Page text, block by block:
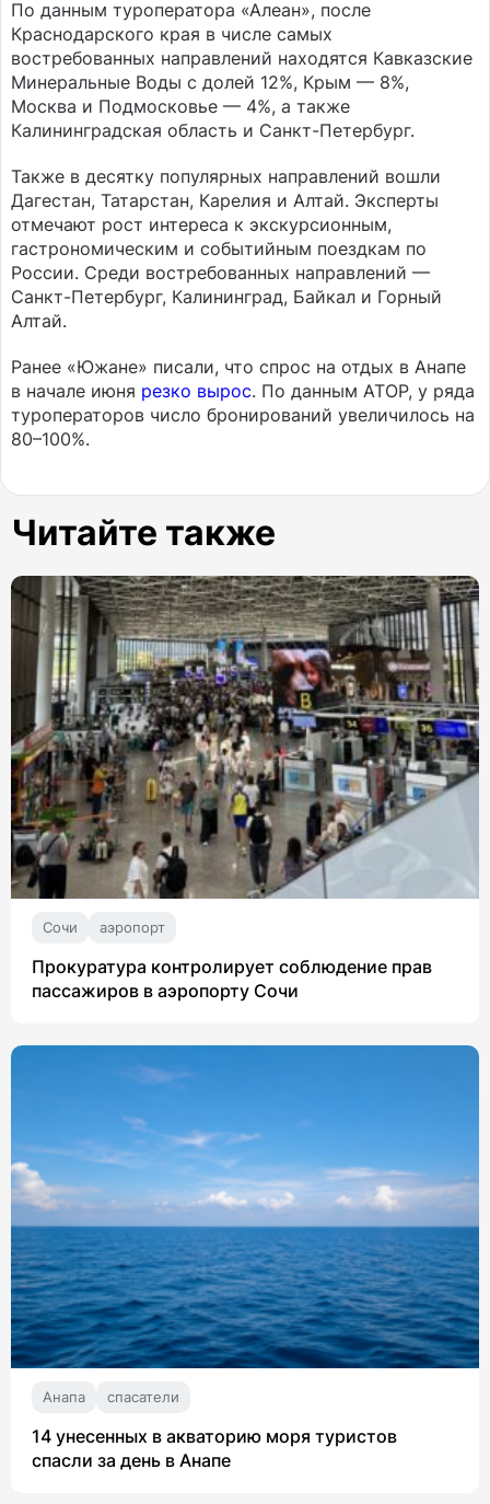
По данным туроператора «Алеан», после
Краснодарского края в числе самых
востребованных направлений находятся Кавказские
Минеральные Воды с долей 12%, Крым — 8%,
Москва и Подмосковье — 4%, а также
Калининградская область и Санкт-Петербург.
Также в десятку популярных направлений вошли
Дагестан, Татарстан, Карелия и Алтай. Эксперты
отмечают рост интереса к экскурсионным,
гастрономическим и событийным поездкам по
России. Среди востребованных направлений —
Санкт-Петербург, Калининград, Байкал и Горный
Алтай.
Ранее «Южане» писали, что спрос на отдых в Анапе
в начале июня резко вырос. По данным АТОР, у ряда
туроператоров число бронирований увеличилось на
80–100%.
Читайте также
Сочи аэропорт
Прокуратура контролирует соблюдение прав
пассажиров в аэропорту Сочи
Анапа спасатели
14 унесенных в акваторию моря туристов
спасли за день в Анапе